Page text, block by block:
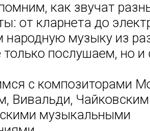
как звучат
от кларнета до
музыку из
только послушаем, но и
с композиторами
Вивальди,
музыкальными